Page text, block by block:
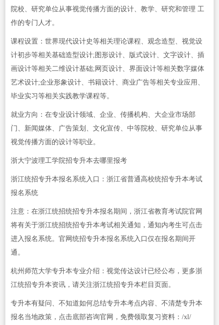
院校、研究单位从事视觉传播方面的设计、教学、研究和管理 工
作的专门人才。
课程设置：世界现代设计史等相关理论课程、观念造型、视觉设
计初步等相关基础造型设计;图形设计、版式设计、文字设计、插
画设计等相关二维设计基础;网页设计、界面设计等相关数字媒体
艺术设计;企业形象设计、书籍设计、商业广告等相关专业应用、
毕业实习等相关实践教学课程等。
就业方向：在专业设计领域、企业、传播机构、大企业市场部
门、新闻媒体、广告策划、文化宣传、中等院校、研究单位从事
视觉传播方面的设计等职业。
浙大宁波理工学院招专升本去哪里报考
浙江统招专升本报名系统入口：浙江省普通高校统招专升本考试
报名系统
注意：在浙江统招统招专升本报名期间，浙江省教育考试院官网
将有关于浙江统招统招专升本考试相关通知，通知内考生可点击
进入报名系统。官网统招专升本报名系统入口仅在报名期间开
通。
杭州师范大学专升本专业介绍：视觉传达设计已经公布，更多浙
江统招专升本资讯，请关注浙江统招专升本栏目页面。
专升本有疑问、不知道如何总结专升本考点内容、不清楚专升本
报名当地政策，点击底部咨询官网，免费领取复习资料：/xl/